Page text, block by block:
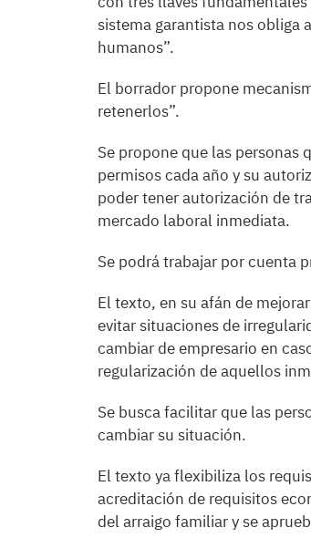
sistema garantista nos obliga
humanos”.
El borrador propone
retenerlos”.
Se propone que las personas
permisos cada año y su
poder tener autorización de
mercado laboral inmediata.
Se podrá trabajar por cuenta
El texto, en su afán de
evitar situaciones de
cambiar de empresario en
regularización de aquellos
Se busca facilitar que las
cambiar su situación.
El texto ya flexibiliza los
acreditación de requisitos
del arraigo familiar y se